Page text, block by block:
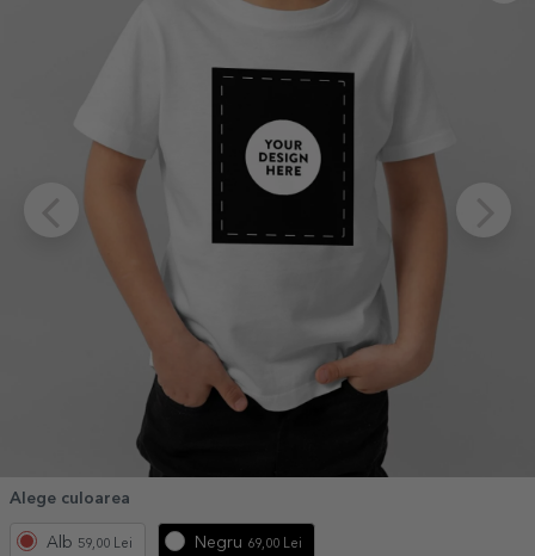
Alege culoarea
Alb 59,00 Lei Negru 69,00 Lei